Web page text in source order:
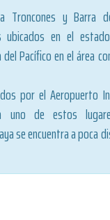
Troncones y Barra
ubicados en el
Pacífico en el área
por el Aeropuerto
uno de estos
se encuentra a poca